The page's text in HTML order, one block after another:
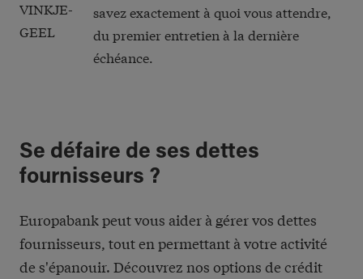
savez exactement à quoi vous attendre,
du premier entretien à la dernière
échéance.
Se défaire de ses dettes
fournisseurs ?
Europabank peut vous aider à gérer vos dettes
fournisseurs, tout en permettant à votre activité
de s'épanouir. Découvrez nos options de crédit